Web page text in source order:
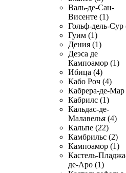
Валь-де-Сан-
Висенте (1)
Гольф-дель-Сур
Гуим (1)
Дения (1)
Деэса де
Кампоамор (1)
Ибица (4)
Кабо Роч (4)
Кабрера-де-Мар
Кабрилс (1)
Кальдас-де-
Малавелья (4)
Кальпе (22)
Камбрильс (2)
Кампоамор (1)
Кастель-
де-Аро (1)